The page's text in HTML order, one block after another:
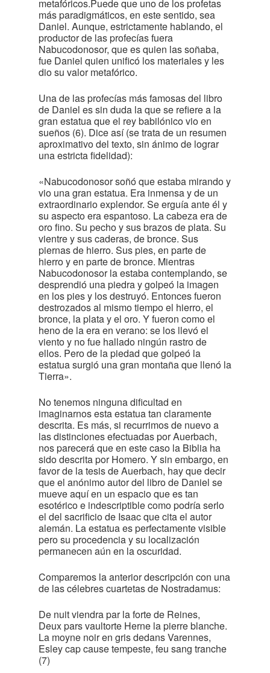
metafóricos.Puede que uno de los profetas
más paradigmáticos, en este sentido, sea
Daniel. Aunque, estrictamente hablando, el
productor de las profecías fuera
Nabucodonosor, que es quien las soñaba,
fue Daniel quien unificó los materiales y les
dio su valor metafórico.
Una de las profecías más famosas del libro
de Daniel es sin duda la que se refiere a la
gran estatua que el rey babilónico vio en
sueños (6). Dice así (se trata de un resumen
aproximativo del texto, sin ánimo de lograr
una estricta fidelidad):
«Nabucodonosor soñó que estaba mirando y
vio una gran estatua. Era inmensa y de un
extraordinario explendor. Se erguía ante él y
su aspecto era espantoso. La cabeza era de
oro fino. Su pecho y sus brazos de plata. Su
vientre y sus caderas, de bronce. Sus
piernas de hierro. Sus pies, en parte de
hierro y en parte de bronce. Mientras
Nabucodonosor la estaba contemplando, se
desprendió una piedra y golpeó la imagen
en los pies y los destruyó. Entonces fueron
destrozados al mismo tiempo el hierro, el
bronce, la plata y el oro. Y fueron como el
heno de la era en verano: se los llevó el
viento y no fue hallado ningún rastro de
ellos. Pero de la piedad que golpeó la
estatua surgió una gran montaña que llenó la
Tierra».
No tenemos ninguna dificultad en
imaginarnos esta estatua tan claramente
descrita. Es más, si recurrimos de nuevo a
las distinciones efectuadas por Auerbach,
nos parecerá que en este caso la Biblia ha
sido descrita por Homero. Y sin embargo, en
favor de la tesis de Auerbach, hay que decir
que el anónimo autor del libro de Daniel se
mueve aquí en un espacio que es tan
esotérico e indescriptible como podría serlo
el del sacrificio de Isaac que cita el autor
alemán. La estatua es perfectamente visible
pero su procedencia y su localización
permanecen aún en la oscuridad.
Comparemos la anterior descripción con una
de las célebres cuartetas de Nostradamus:
De nuit viendra par la forte de Reines,
Deux pars vaultorte Herne la pierre blanche.
La moyne noir en gris dedans Varennes,
Esley cap cause tempeste, feu sang tranche
(7)